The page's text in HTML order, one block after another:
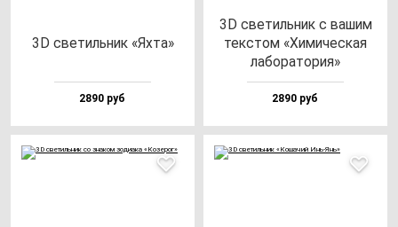
3D све­тиль­ник «Яхта»
2890 руб
3D све­тиль­ник с ва­шим
тек­стом «Хими­чес­кая
ла­бо­ра­то­рия»
2890 руб